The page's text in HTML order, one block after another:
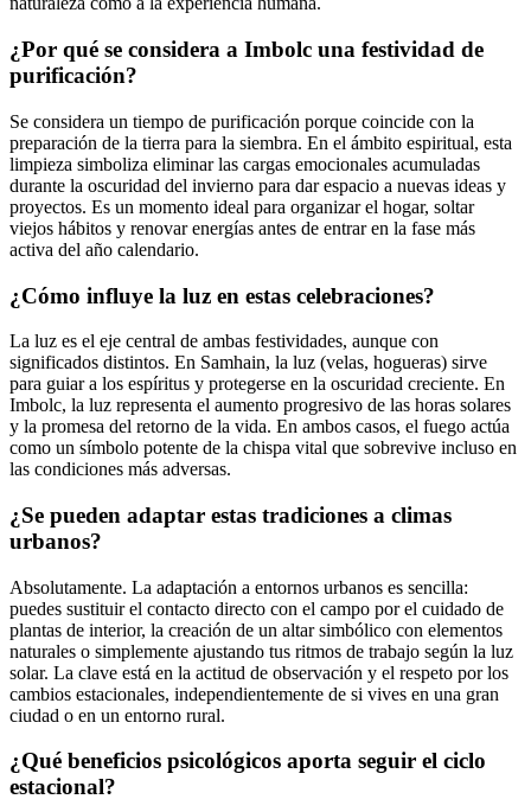
¿Por qué se considera a Imbolc una festividad de
purificación?
Se considera un tiempo de purificación porque coincide con la
preparación de la tierra para la siembra. En el ámbito espiritual, esta
limpieza simboliza eliminar las cargas emocionales acumuladas
durante la oscuridad del invierno para dar espacio a nuevas ideas y
proyectos. Es un momento ideal para organizar el hogar, soltar
viejos hábitos y renovar energías antes de entrar en la fase más
activa del año calendario.
¿Cómo influye la luz en estas celebraciones?
La luz es el eje central de ambas festividades, aunque con
significados distintos. En Samhain, la luz (velas, hogueras) sirve
para guiar a los espíritus y protegerse en la oscuridad creciente. En
Imbolc, la luz representa el aumento progresivo de las horas solares
y la promesa del retorno de la vida. En ambos casos, el fuego actúa
como un símbolo potente de la chispa vital que sobrevive incluso en
las condiciones más adversas.
¿Se pueden adaptar estas tradiciones a climas
urbanos?
Absolutamente. La adaptación a entornos urbanos es sencilla:
puedes sustituir el contacto directo con el campo por el cuidado de
plantas de interior, la creación de un altar simbólico con elementos
naturales o simplemente ajustando tus ritmos de trabajo según la luz
solar. La clave está en la actitud de observación y el respeto por los
cambios estacionales, independientemente de si vives en una gran
ciudad o en un entorno rural.
¿Qué beneficios psicológicos aporta seguir el ciclo
estacional?